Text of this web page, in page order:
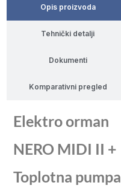
Opis proizvoda
Tehnički detalji
Dokumenti
Komparativni pregled
Elektro orman
NERO MIDI II +
Toplotna pumpa